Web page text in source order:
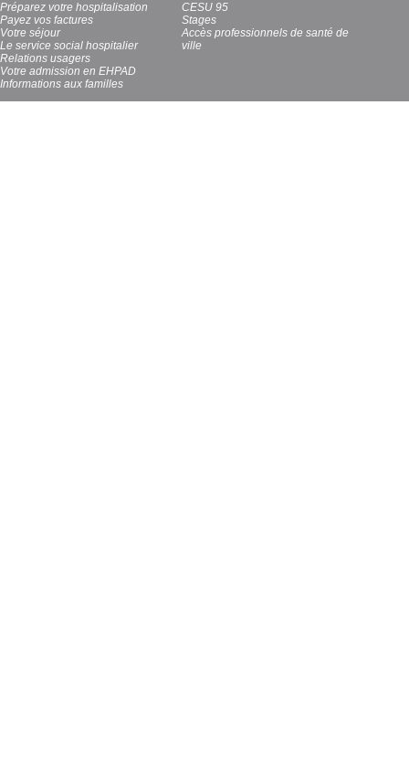
Préparez votre hospitalisation
Payez vos factures
Votre séjour
Le service social hospitalier
Relations usagers
Votre admission en EHPAD
Informations aux familles
CESU 95
Stages
Accès professionnels de santé de
ville